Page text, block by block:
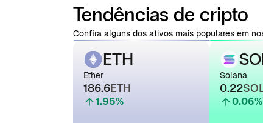
Tendências de cripto
Confira alguns dos ativos mais populares em
ETH
Ether
186.6ETH
1.95%
Solana
0.22
0.06%